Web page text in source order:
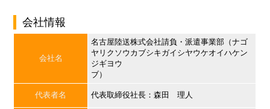
会社情報
会社名
名古屋陸送株式会社請負・派遣事業部（ナゴ
ヤリクソウカブシキガイシヤウケオイハケン
ジギヨウ
ブ）
代表者名 代表取締役社長：森田 理人